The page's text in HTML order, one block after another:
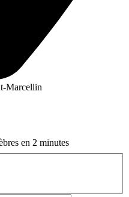
Marcellin
en 2 minutes